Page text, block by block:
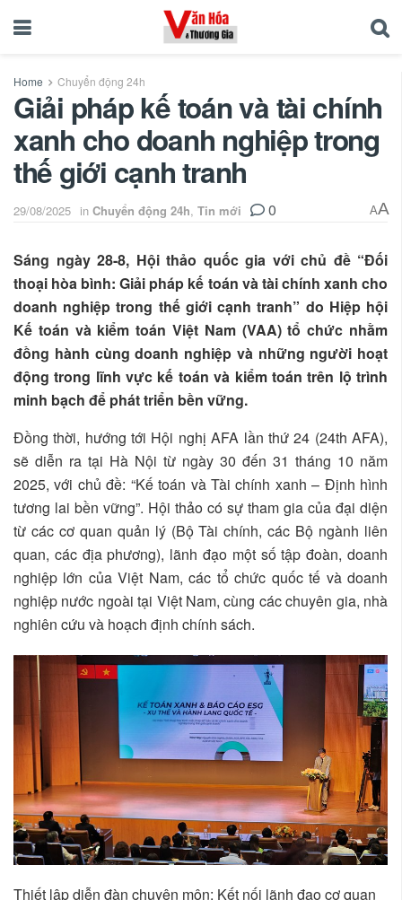
Home Chuyển động 24h
Giải pháp kế toán và tài chính
xanh cho doanh nghiệp trong
thế giới cạnh tranh
29/08/2025 in Chuyển động 24h, Tin mới 0 AA
Sáng ngày 28-8, Hội thảo quốc gia với chủ đề “Đối
thoại hòa bình: Giải pháp kế toán và tài chính xanh cho
doanh nghiệp trong thế giới cạnh tranh” do Hiệp hội
Kế toán và kiểm toán Việt Nam (VAA) tổ chức nhằm
đồng hành cùng doanh nghiệp và những người hoạt
động trong lĩnh vực kế toán và kiểm toán trên lộ trình
minh bạch để phát triển bền vững.
Đồng thời, hướng tới Hội nghị AFA lần thứ 24 (24th AFA),
sẽ diễn ra tại Hà Nội từ ngày 30 đến 31 tháng 10 năm
2025, với chủ đề: “Kế toán và Tài chính xanh – Định hình
tương lai bền vững”. Hội thảo có sự tham gia của đại diện
từ các cơ quan quản lý (Bộ Tài chính, các Bộ ngành liên
quan, các địa phương), lãnh đạo một số tập đoàn, doanh
nghiệp lớn của Việt Nam, các tổ chức quốc tế và doanh
nghiệp nước ngoài tại Việt Nam, cùng các chuyên gia, nhà
nghiên cứu và hoạch định chính sách.
Thiết lập diễn đàn chuyên môn: Kết nối lãnh đạo cơ quan